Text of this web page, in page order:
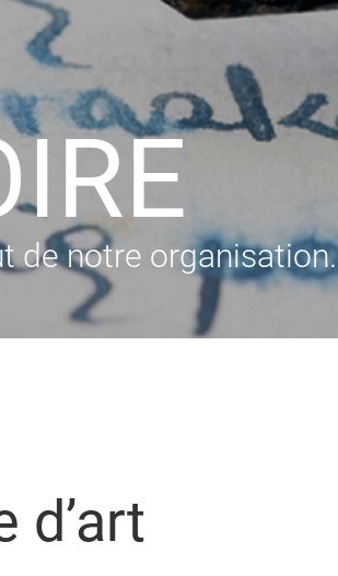
de notre organisation.
d’art